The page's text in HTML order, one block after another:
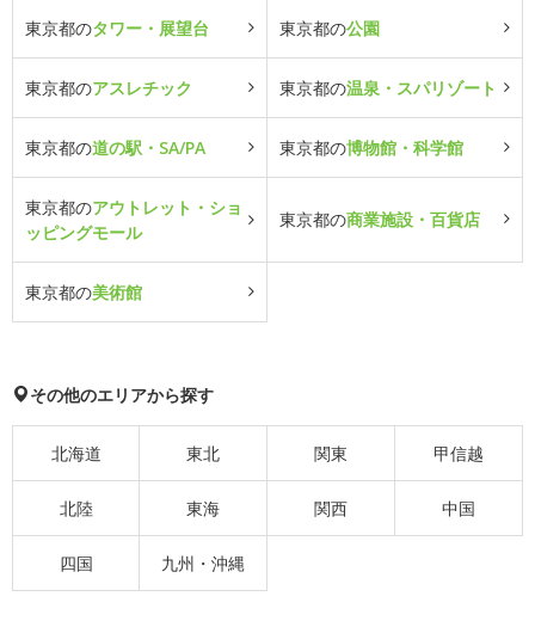
東京都のタワー・展望台 東京都の公園
東京都のアスレチック 東京都の温泉・スパリゾート
東京都の道の駅・SA/PA 東京都の博物館・科学館
東京都のアウトレット・ショ
ッピングモール
東京都の商業施設・百貨店
東京都の美術館
その他のエリアから探す
北海道 東北 関東 甲信越
北陸 東海 関西 中国
四国 九州・沖縄